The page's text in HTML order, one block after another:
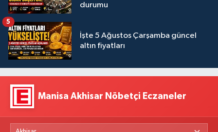
durumu
İşte 5 Ağustos Çarşamba güncel
altın fiyatları
5
Manisa Akhisar Nöbetçi Eczaneler